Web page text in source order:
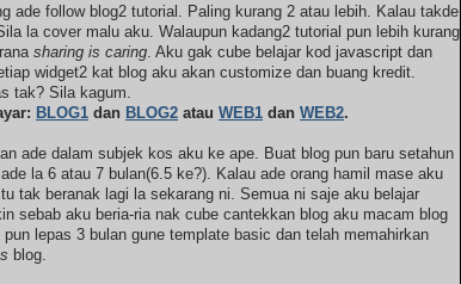
ade follow blog2 tutorial. Paling kurang 2 atau lebih. Kalau takde
la cover malu aku. Walaupun kadang2 tutorial pun lebih kurang
sharing is caring . Aku gak cube belajar kod javascript dan
widget2 kat blog aku akan customize dan buang kredit.
tak? Sila kagum.
BLOG1 dan BLOG2 atau WEB1 dan WEB2.
ade dalam subjek kos aku ke ape. Buat blog pun baru setahun
la 6 atau 7 bulan(6.5 ke?). Kalau ade orang hamil mase aku
tak beranak lagi la sekarang ni. Semua ni saje aku belajar
sebab aku beria-ria nak cube cantekkan blog aku macam blog
pun lepas 3 bulan gune template basic dan telah memahirkan
blog.